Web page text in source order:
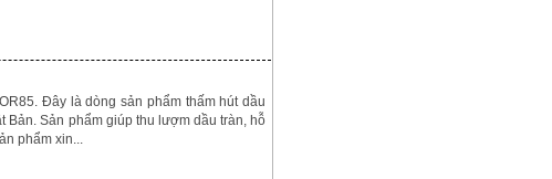
Đây là dòng sản phẩm thấm hút dầu
Sản phẩm giúp thu lượm dầu tràn, hỗ
phẩm xin...